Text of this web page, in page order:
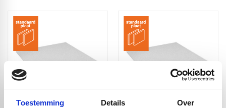
Toestemming Details Over